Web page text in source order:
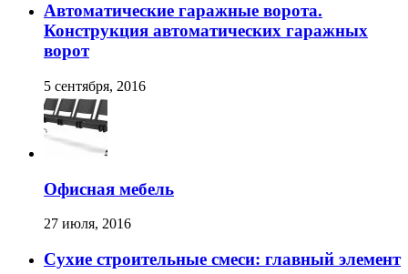
Автоматические гаражные ворота.
Конструкция автоматических гаражных
ворот
5 сентября, 2016
Офисная мебель
27 июля, 2016
Сухие строительные смеси: главный элемент